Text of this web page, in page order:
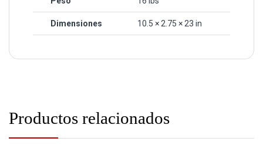
Dimensiones 10.5 × 2.75 × 23 in
Productos relacionados